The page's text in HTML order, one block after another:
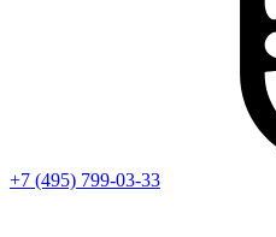
+7 (495) 799-03-33